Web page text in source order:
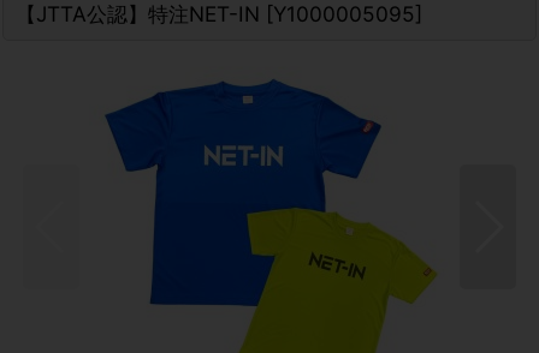
【JTTA公認】特注NET-IN [Y1000005095]